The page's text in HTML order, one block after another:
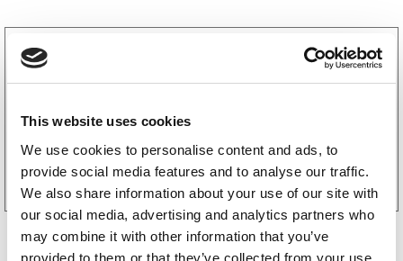
This website uses cookies
We use cookies to personalise content and ads, to
provide social media features and to analyse our traffic.
We also share information about your use of our site with
our social media, advertising and analytics partners who
may combine it with other information that you’ve
provided to them or that they’ve collected from your use
1020100
Axelpaket Knott 1050 kg 1000/1450 4×100 FRI
FRAKT
Köp online